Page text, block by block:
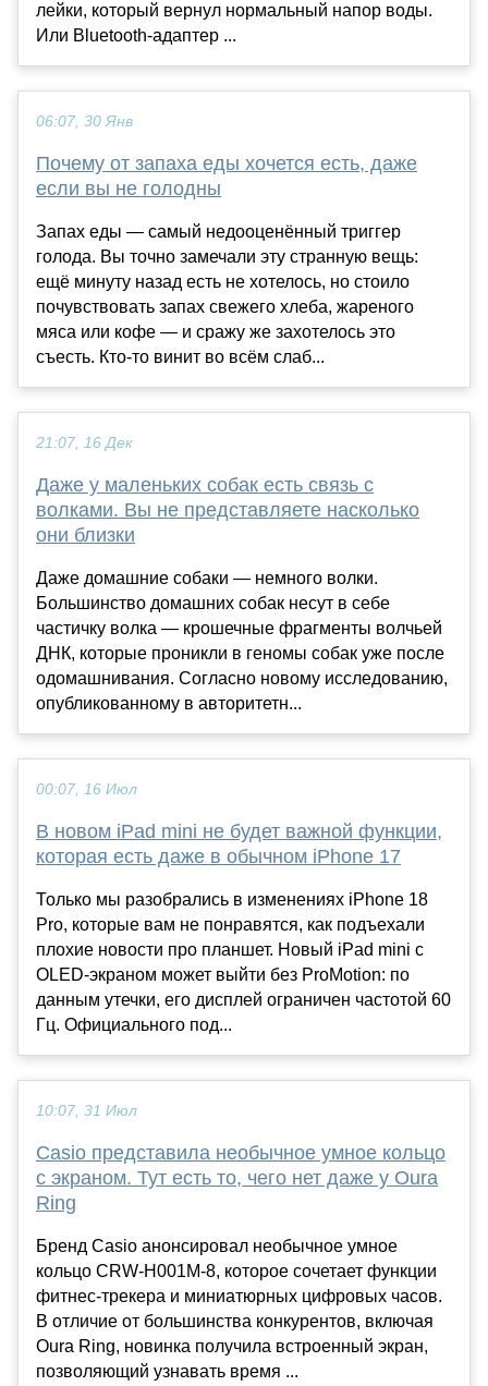
лейки, который вернул нормальный напор воды.
Или Bluetooth-адаптер ...
06:07, 30 Янв
Почему от запаха еды хочется есть, даже
если вы не голодны
Запах еды — самый недооценённый триггер
голода. Вы точно замечали эту странную вещь:
ещё минуту назад есть не хотелось, но стоило
почувствовать запах свежего хлеба, жареного
мяса или кофе — и сражу же захотелось это
съесть. Кто-то винит во всём слаб...
21:07, 16 Дек
Даже у маленьких собак есть связь с
волками. Вы не представляете насколько
они близки
Даже домашние собаки — немного волки.
Большинство домашних собак несут в себе
частичку волка — крошечные фрагменты волчьей
ДНК, которые проникли в геномы собак уже после
одомашнивания. Согласно новому исследованию,
опубликованному в авторитетн...
00:07, 16 Июл
В новом iPad mini не будет важной функции,
которая есть даже в обычном iPhone 17
Только мы разобрались в изменениях iPhone 18
Pro, которые вам не понравятся, как подъехали
плохие новости про планшет. Новый iPad mini с
OLED-экраном может выйти без ProMotion: по
данным утечки, его дисплей ограничен частотой 60
Гц. Официального под...
10:07, 31 Июл
Casio представила необычное умное кольцо
с экраном. Тут есть то, чего нет даже у Oura
Ring
Бренд Casio анонсировал необычное умное
кольцо CRW-H001M-8, которое сочетает функции
фитнес-трекера и миниатюрных цифровых часов.
В отличие от большинства конкурентов, включая
Oura Ring, новинка получила встроенный экран,
позволяющий узнавать время ...